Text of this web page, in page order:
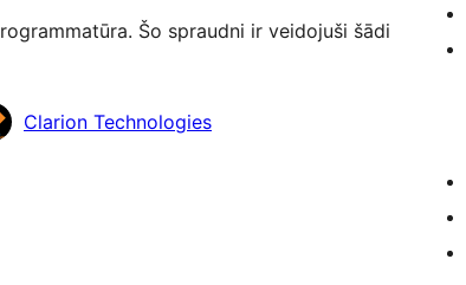
Šo spraudni ir veidojuši šādi
Clarion Technologies